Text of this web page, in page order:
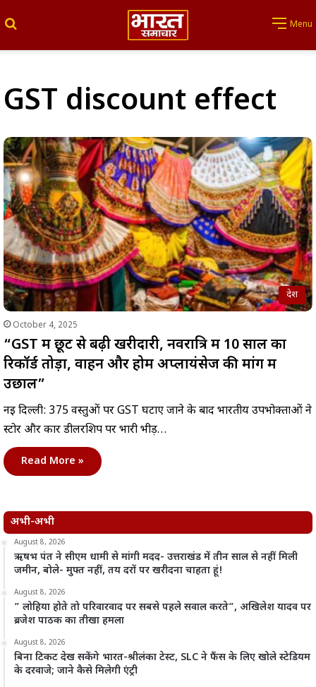
Menu
GST discount effect
देश
October 4, 2025
“GST में छूट से बढ़ी खरीदारी, नवरात्रि में 10 साल का
रिकॉर्ड तोड़ा, वाहन और होम अप्लायंसेज की मांग में
उछाल”
नई दिल्ली: 375 वस्तुओं पर GST घटाए जाने के बाद भारतीय उपभोक्ताओं ने
स्टोर और कार डीलरशिप पर भारी भीड़…
Read More »
अभी-अभी
August 8, 2026
ऋषभ पंत ने सीएम धामी से मांगी मदद- उत्तराखंड में तीन साल से नहीं मिली
जमीन, बोले- मुफ्त नहीं, तय दरों पर खरीदना चाहता हूं!
August 8, 2026
” लोहिया होते तो परिवारवाद पर सबसे पहले सवाल करते”, अखिलेश यादव पर
ब्रजेश पाठक का तीखा हमला
August 8, 2026
बिना टिकट देख सकेंगे भारत-श्रीलंका टेस्ट, SLC ने फैंस के लिए खोले स्टेडियम
के दरवाजे; जाने कैसे मिलेगी एंट्री